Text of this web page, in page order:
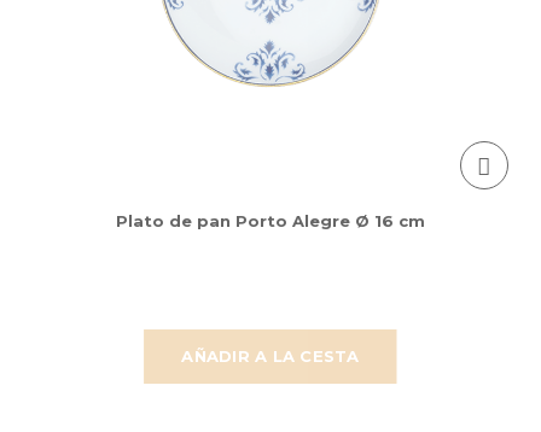
AÑADIR A LA CESTA
Plato de pan Porto Alegre Ø 16 cm